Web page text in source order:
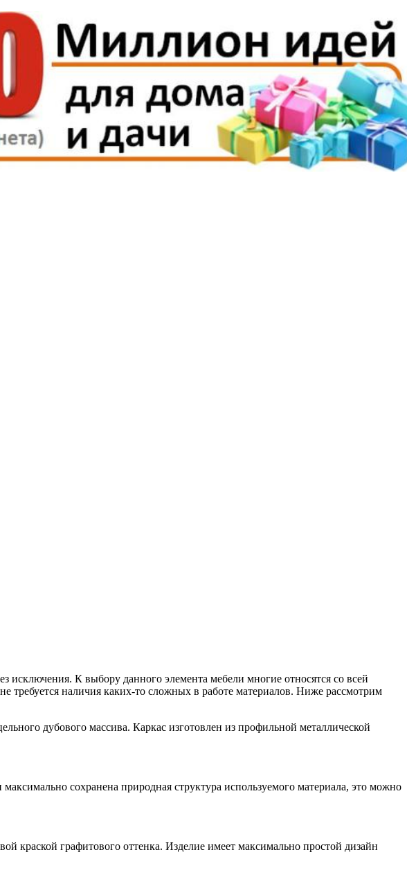
К выбору данного элемента мебели многие относятся со всей
требуется наличия каких-то сложных в работе материалов. Ниже рассмотрим
дубового массива. Каркас изготовлен из профильной металлической
сохранена природная структура используемого материала, это можно
краской графитового оттенка. Изделие имеет максимально простой дизайн